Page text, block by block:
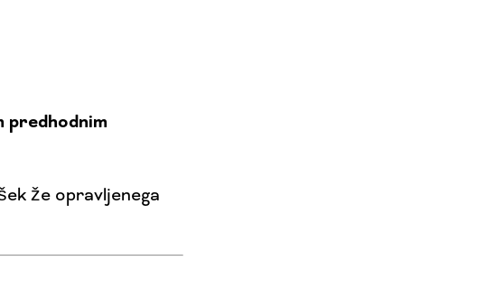
predhodnim
že opravljenega